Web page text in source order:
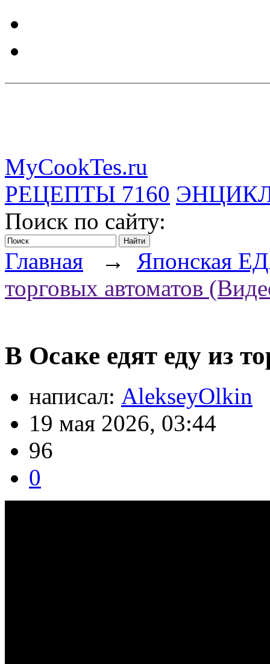
MyCookTes.ru
РЕЦЕПТЫ 7160
Поиск по сайту:
Главная → Японская
торговых автоматов
В Осаке едят еду из
написал: AlekseyOlkin
19 мая 2026, 03:44
96
0